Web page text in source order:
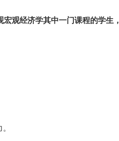
观经济学其中一门课程的学生，